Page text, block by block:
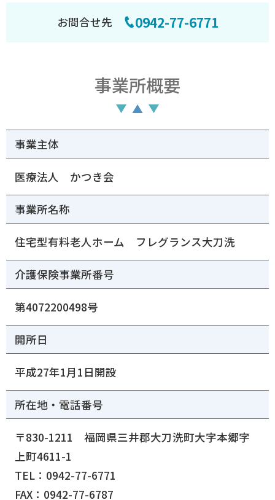
お問合せ先 0942-77-6771
事業所概要
事業主体
医療法人 かつき会
事業所名称
住宅型有料老人ホーム フレグランス大刀洗
介護保険事業所番号
第4072200498号
開所日
平成27年1月1日開設
所在地・電話番号
〒830-1211 福岡県三井郡大刀洗町大字本郷字
上町4611-1
TEL： 0942-77-6771
FAX：0942-77-6787